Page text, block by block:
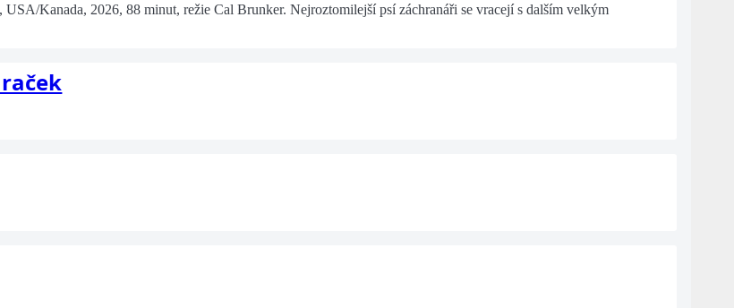
Kanada, 2026, 88 minut, režie Cal Brunker. Nejroztomilejší psí záchranáři se vracejí s dalším velkým